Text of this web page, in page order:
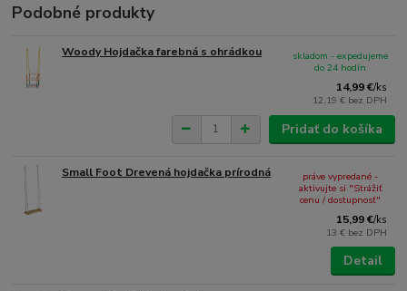
Podobné produkty
Woody Hojdačka farebná s ohrádkou
14,99 €/ks
12,19 € bez DPH
skladom - expedujeme
do 24 hodín
Pridať do košíka
Small Foot Drevená hojdačka prírodná
15,99 €/ks
13 € bez DPH
práve vypredané -
aktivujte si "Strážiť
cenu / dostupnosť"
Detail